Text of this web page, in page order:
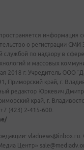
информация
о регистрации
службой по надзору в
и массовых
2018 г. Учредитель ООО
Приморский край, г.
редактор Юркевич
край, г.
(423) 2-415-600.
Центр»